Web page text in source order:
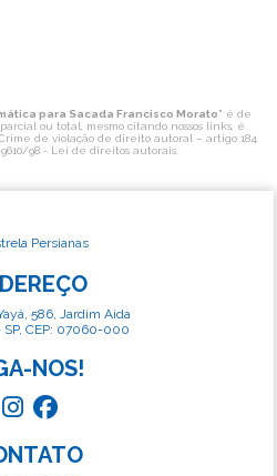
para Sacada Francisco Morato" é de
ou total, mesmo citando nossos links, é
de violação de direito autoral – artigo 184
98 - Lei de direitos autorais.
586, Jardim Aida
CEP: 07060-000
NOS!